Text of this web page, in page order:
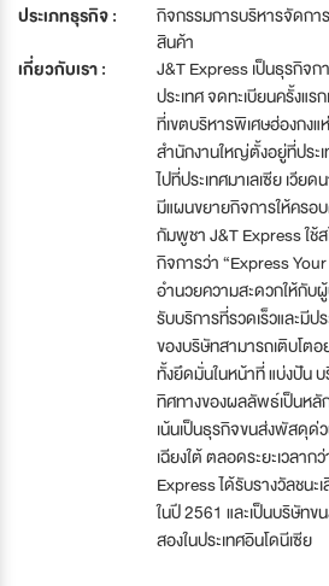
ประเภทธุรกิจ :
กิจกรรมการบริหารจัดกา
สินค้า
เกี่ยวกับเรา :
J&T Express เป็นธุรกิจ
ประเทศ จดทะเบียนครั้งแ
ที่เขตบริหารพิเศษฮ่องกง
สำนักงานใหญ่ตั้งอยู่ที่ประ
ไปที่ประเทศมาเลเซีย เวีย
มีแผนขยายกิจการให้ครอ
กัมพูชา J&T Express ใช้
กิจการว่า “Express
อำนวยความสะดวกให้กับ
รับบริการที่รวดเร็วและมี
ของบริษัทสามารถเติบโต
ทั้งยึดมั่นในหน้าที่ แบ่งปัน
ทิศทางของผลลัพธ์เป็นหลั
เน้นเป็นธุรกิจขนส่งพัสดุด่
เฉียงใต้ ตลอดระยะเวลา
Express ได้รับรางวัลชนะ
ในปี 2561 และเป็นบริษัท
สองในประเทศอินโดนีเซีย